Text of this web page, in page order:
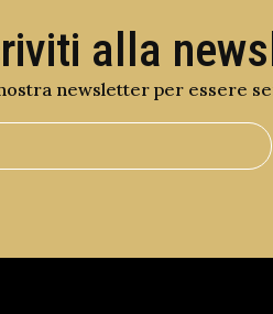
alla
newsletter per essere